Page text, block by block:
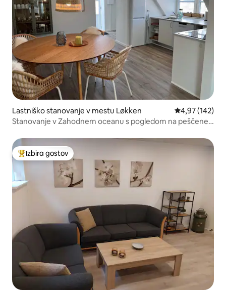
Lastniško stanovanje v mestu Løkken Povprečna
4,97 (142)
Stanovanje v Zahodnem oceanu s pogledom na peščene
Najbolj priljubljena prenočišča z značko »Izbira gostov«
Izbira gostov